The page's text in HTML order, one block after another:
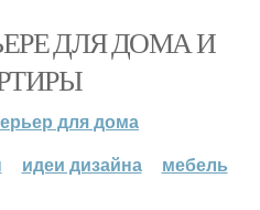
ДЛЯ ДОМА И
для дома
идеи дизайна мебель